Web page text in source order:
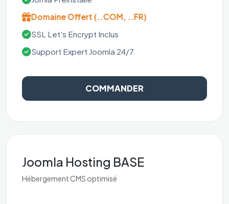
Domaine Offert (..COM, ..FR)
SSL Let's Encrypt Inclus
Support Expert Joomla 24/7
COMMANDER
Joomla Hosting BASE
Hébergement CMS optimisé